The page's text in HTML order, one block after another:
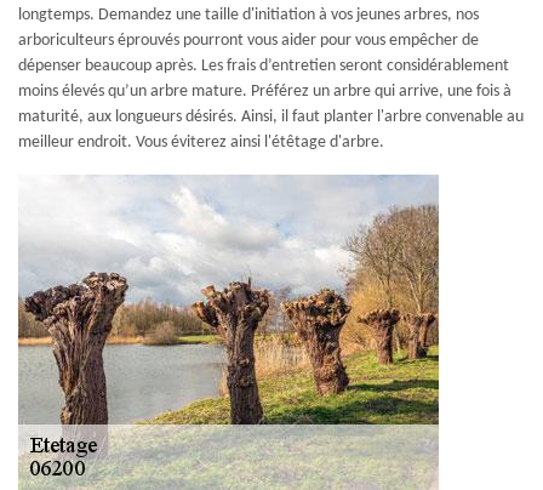
longtemps. Demandez une taille d'initiation à vos jeunes arbres, nos
arboriculteurs éprouvés pourront vous aider pour vous empêcher de
dépenser beaucoup après. Les frais d’entretien seront considérablement
moins élevés qu’un arbre mature. Préférez un arbre qui arrive, une fois à
maturité, aux longueurs désirés. Ainsi, il faut planter l'arbre convenable au
meilleur endroit. Vous éviterez ainsi l'étêtage d'arbre.